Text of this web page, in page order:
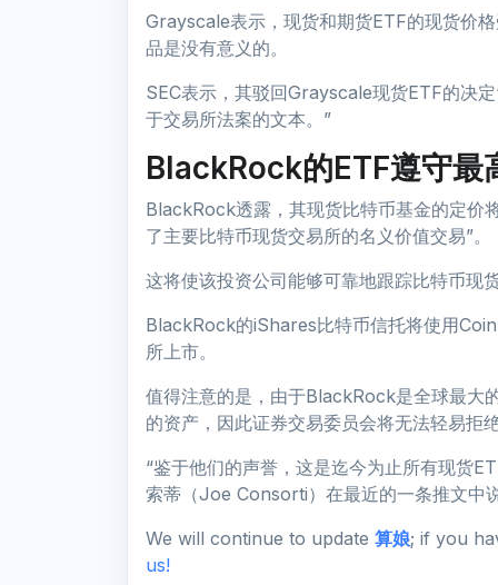
Grayscale表示，现货和期货ETF的现货价
品是没有意义的。
SEC表示，其驳回Grayscale现货ETF的决
于交易所法案的文本。”
BlackRock的ETF遵守最
BlackRock透露，其现货比特币基金的定价
了主要比特币现货交易所的名义价值交易”。
这将使该投资公司能够可靠地跟踪比特币现
BlackRock的iShares比特币信托将使用
所上市。
值得注意的是，由于BlackRock是全球最大
的资产，因此证券交易委员会将无法轻易拒绝
“鉴于他们的声誉，这是迄今为止所有现货
索蒂（Joe Consorti）在最近的一条推文中说
We will continue to update 算娘; if you
us!